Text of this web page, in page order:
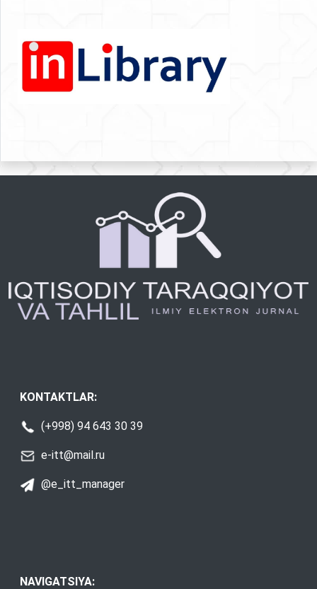
KONTAKTLAR:
(+998) 94 643 30 39
e-itt@mail.ru
@e_itt_manager
NAVIGATSIYA: